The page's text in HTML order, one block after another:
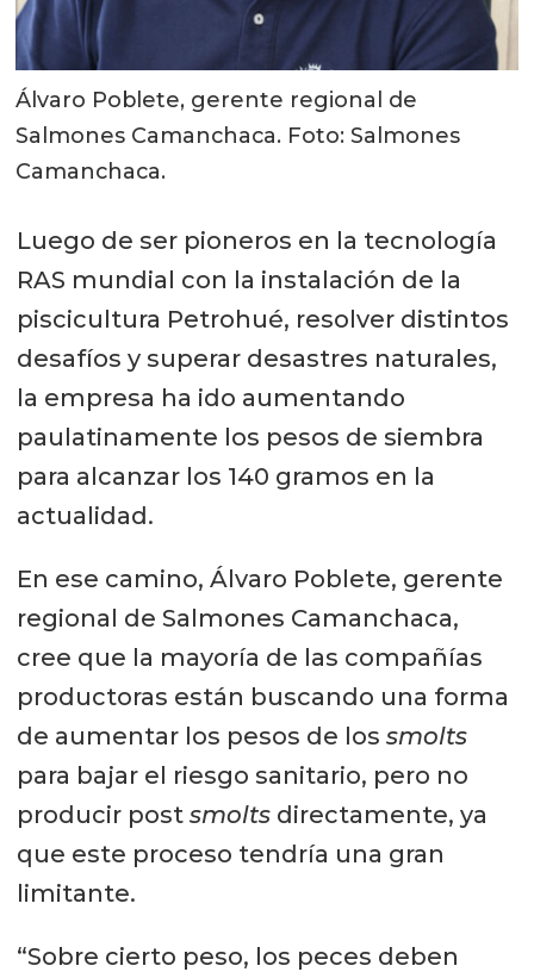
Álvaro Poblete, gerente regional de
Salmones Camanchaca. Foto: Salmones
Camanchaca.
Luego de ser pioneros en la tecnología
RAS mundial con la instalación de la
piscicultura Petrohué, resolver distintos
desafíos y superar desastres naturales,
la empresa ha ido aumentando
paulatinamente los pesos de siembra
para alcanzar los 140 gramos en la
actualidad.
En ese camino, Álvaro Poblete, gerente
regional de Salmones Camanchaca,
cree que la mayoría de las compañías
productoras están buscando una forma
de aumentar los pesos de los smolts
para bajar el riesgo sanitario, pero no
producir post smoltsdirectamente, ya
que este proceso tendría una gran
limitante.
“Sobre cierto peso, los peces deben